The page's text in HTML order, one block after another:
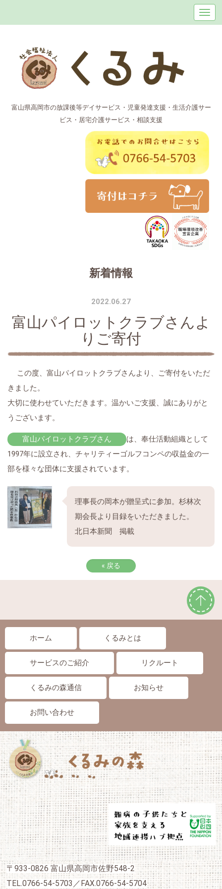
富山県高岡市の放課後等デイサービス・児童発達支援・生活介護サー
ビス・居宅介護サービス・相談支援
新着情報
2022.06.27
富山パイロットクラブさんよ
りご寄付
この度、富山パイロットクラブさんより、ご寄付をいただ
きました。
大切に使わせていただきます。温かいご支援、誠にありがと
うございます。
富山パイロットクラブさん
は、奉仕活動組織として
1997年に設立され、チャリティーゴルフコンペの収益金の一
部を様々な団体に支援されています。
理事長の岡本が贈呈式に参加。杉林次
期会長より目録をいただきました。
北日本新聞 掲載
« 戻る
ホーム くるみとは
サービスのご紹介 リクルート
くるみの森通信 お知らせ
お問い合わせ
〒933-0826 富山県高岡市佐野548-2
TEL.0766-54-5703／FAX.0766-54-5704